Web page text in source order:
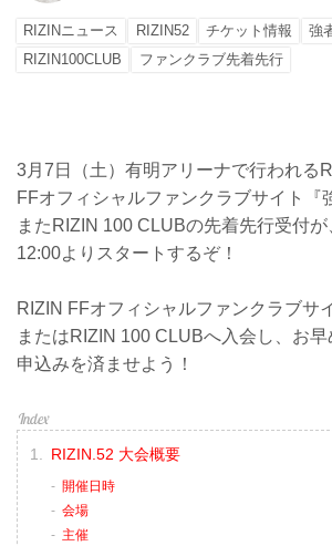
RIZINニュース RIZIN52 チケット情報
強
RIZIN100CLUB
ファンクラブ先着先行
3月7日（土）有明アリーナで行われる
FFオフィシャルファンクラブサイト『
またRIZIN 100 CLUBの先着先行受付が
12:00よりスタートするぞ！
RIZIN FFオフィシャルファンクラブサ
またはRIZIN 100 CLUBへ入会し、お
申込みを済ませよう！
RIZIN.52 大会概要
開催日時
会場
主催